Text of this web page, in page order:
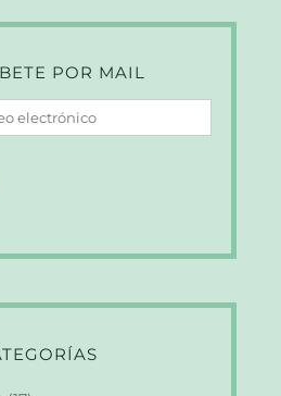
POR MAIL